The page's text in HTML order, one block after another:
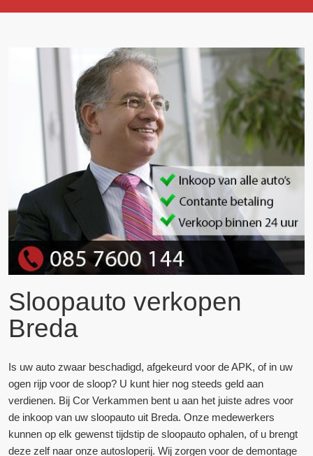
Sloopauto verkopen
Breda
Is uw auto zwaar beschadigd, afgekeurd voor de APK, of in uw
ogen rijp voor de sloop? U kunt hier nog steeds geld aan
verdienen. Bij Cor Verkammen bent u aan het juiste adres voor
de inkoop van uw sloopauto uit Breda. Onze medewerkers
kunnen op elk gewenst tijdstip de sloopauto ophalen, of u brengt
deze zelf naar onze autosloperij. Wij zorgen voor de demontage